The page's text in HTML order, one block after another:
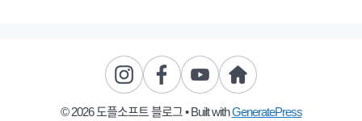
© 2026 도플소프트 블로그• Built withGeneratePress